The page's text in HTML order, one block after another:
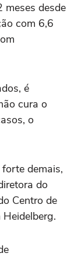
meses desde
com 6,6
é
cura o
o
demais,
do
Centro de